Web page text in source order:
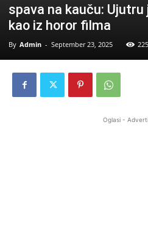
spava na kauču:
kao iz horor filma
By Admin - September 23, 2025 225
Oglasi -